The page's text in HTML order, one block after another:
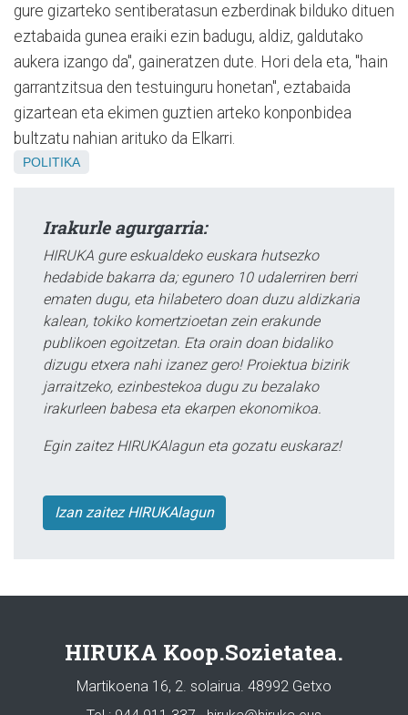
gure gizarteko sentiberatasun ezberdinak bilduko dituen
eztabaida gunea eraiki ezin badugu, aldiz, galdutako
aukera izango da", gaineratzen dute. Hori dela eta, "hain
garrantzitsua den testuinguru honetan", eztabaida
gizartean eta ekimen guztien arteko konponbidea
bultzatu nahian arituko da Elkarri.
POLITIKA
Irakurle agurgarria:
HIRUKA gure eskualdeko euskara hutsezko
hedabide bakarra da; egunero 10 udalerriren berri
ematen dugu, eta hilabetero doan duzu aldizkaria
kalean, tokiko komertzioetan zein erakunde
publikoen egoitzetan. Eta orain doan bidaliko
dizugu etxera nahi izanez gero! Proiektua bizirik
jarraitzeko, ezinbestekoa dugu zu bezalako
irakurleen babesa eta ekarpen ekonomikoa.
Egin zaitez HIRUKAlagun eta gozatu euskaraz!
Izan zaitez HIRUKAlagun
HIRUKA Koop.Sozietatea.
Martikoena 16, 2. solairua. 48992 Getxo